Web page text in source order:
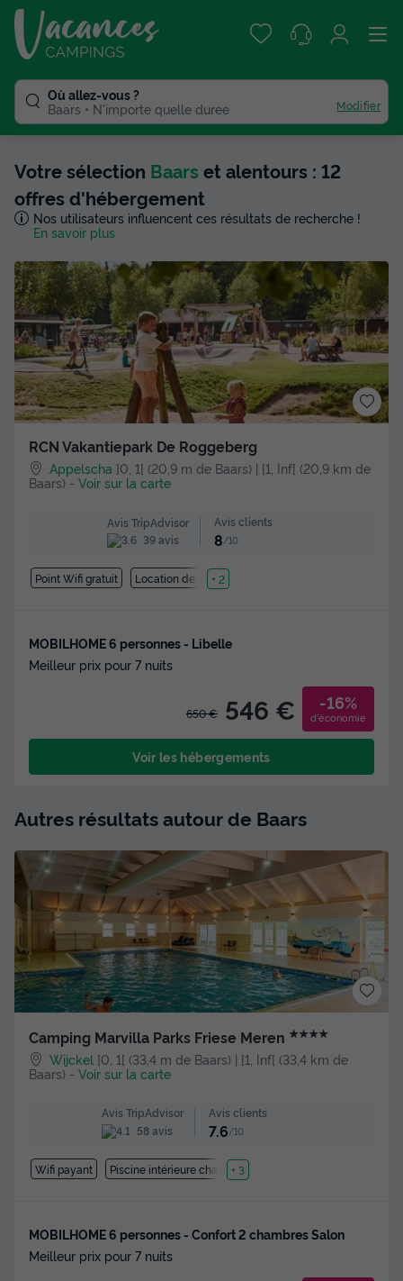
Où allez-vous ?
Baars
N'importe quelle duree Modifier
Votre sélection Baars et alentours : 12
offres d'hébergement
Nos utilisateurs influencent ces résultats de recherche !
En savoir plus
RCN Vakantiepark De Roggeberg
Appelscha ]0, 1[ (20,9 m de Baars) | [1, Inf[ (20,9 km de
Baars)- Voir sur la carte
Avis TripAdvisor
39 avis
Avis clients
8/10
Point Wifi gratuit Location de vélos
+ 2
MOBILHOME 6 personnes - Libelle
Meilleur prix pour 7 nuits
650 € 546 € -16%
d'économie
Voir les hébergements
Autres résultats autour de Baars
Camping Marvilla Parks Friese Meren ★★★★
Wijckel ]0, 1[ (33,4 m de Baars) | [1, Inf[ (33,4 km de
Baars) - Voir sur la carte
Avis TripAdvisor
58 avis
Avis clients
7.6/10
Wifi payant Piscine intérieure chauffée
+ 3
MOBILHOME 6 personnes - Confort 2 chambres Salon
Meilleur prix pour 7 nuits